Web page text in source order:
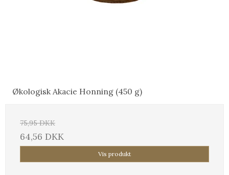
Økologisk Akacie Honning (450 g)
75,95 DKK
64,56 DKK
Vis produkt